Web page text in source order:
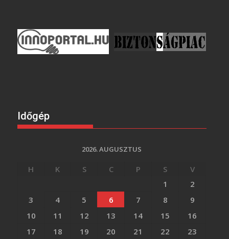
Időgép
2026. AUGUSZTUS
H K S C P S
V
1
2
3
4 5 6 7 8
9
10
11 12 13 14 15
16
17
18 19 20 21 22
23